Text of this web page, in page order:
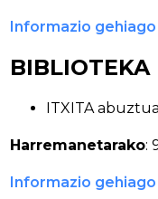
Informazio gehiago
BIBLIOTEKA
ITXITA
Harremanetarako:
Informazio gehiago